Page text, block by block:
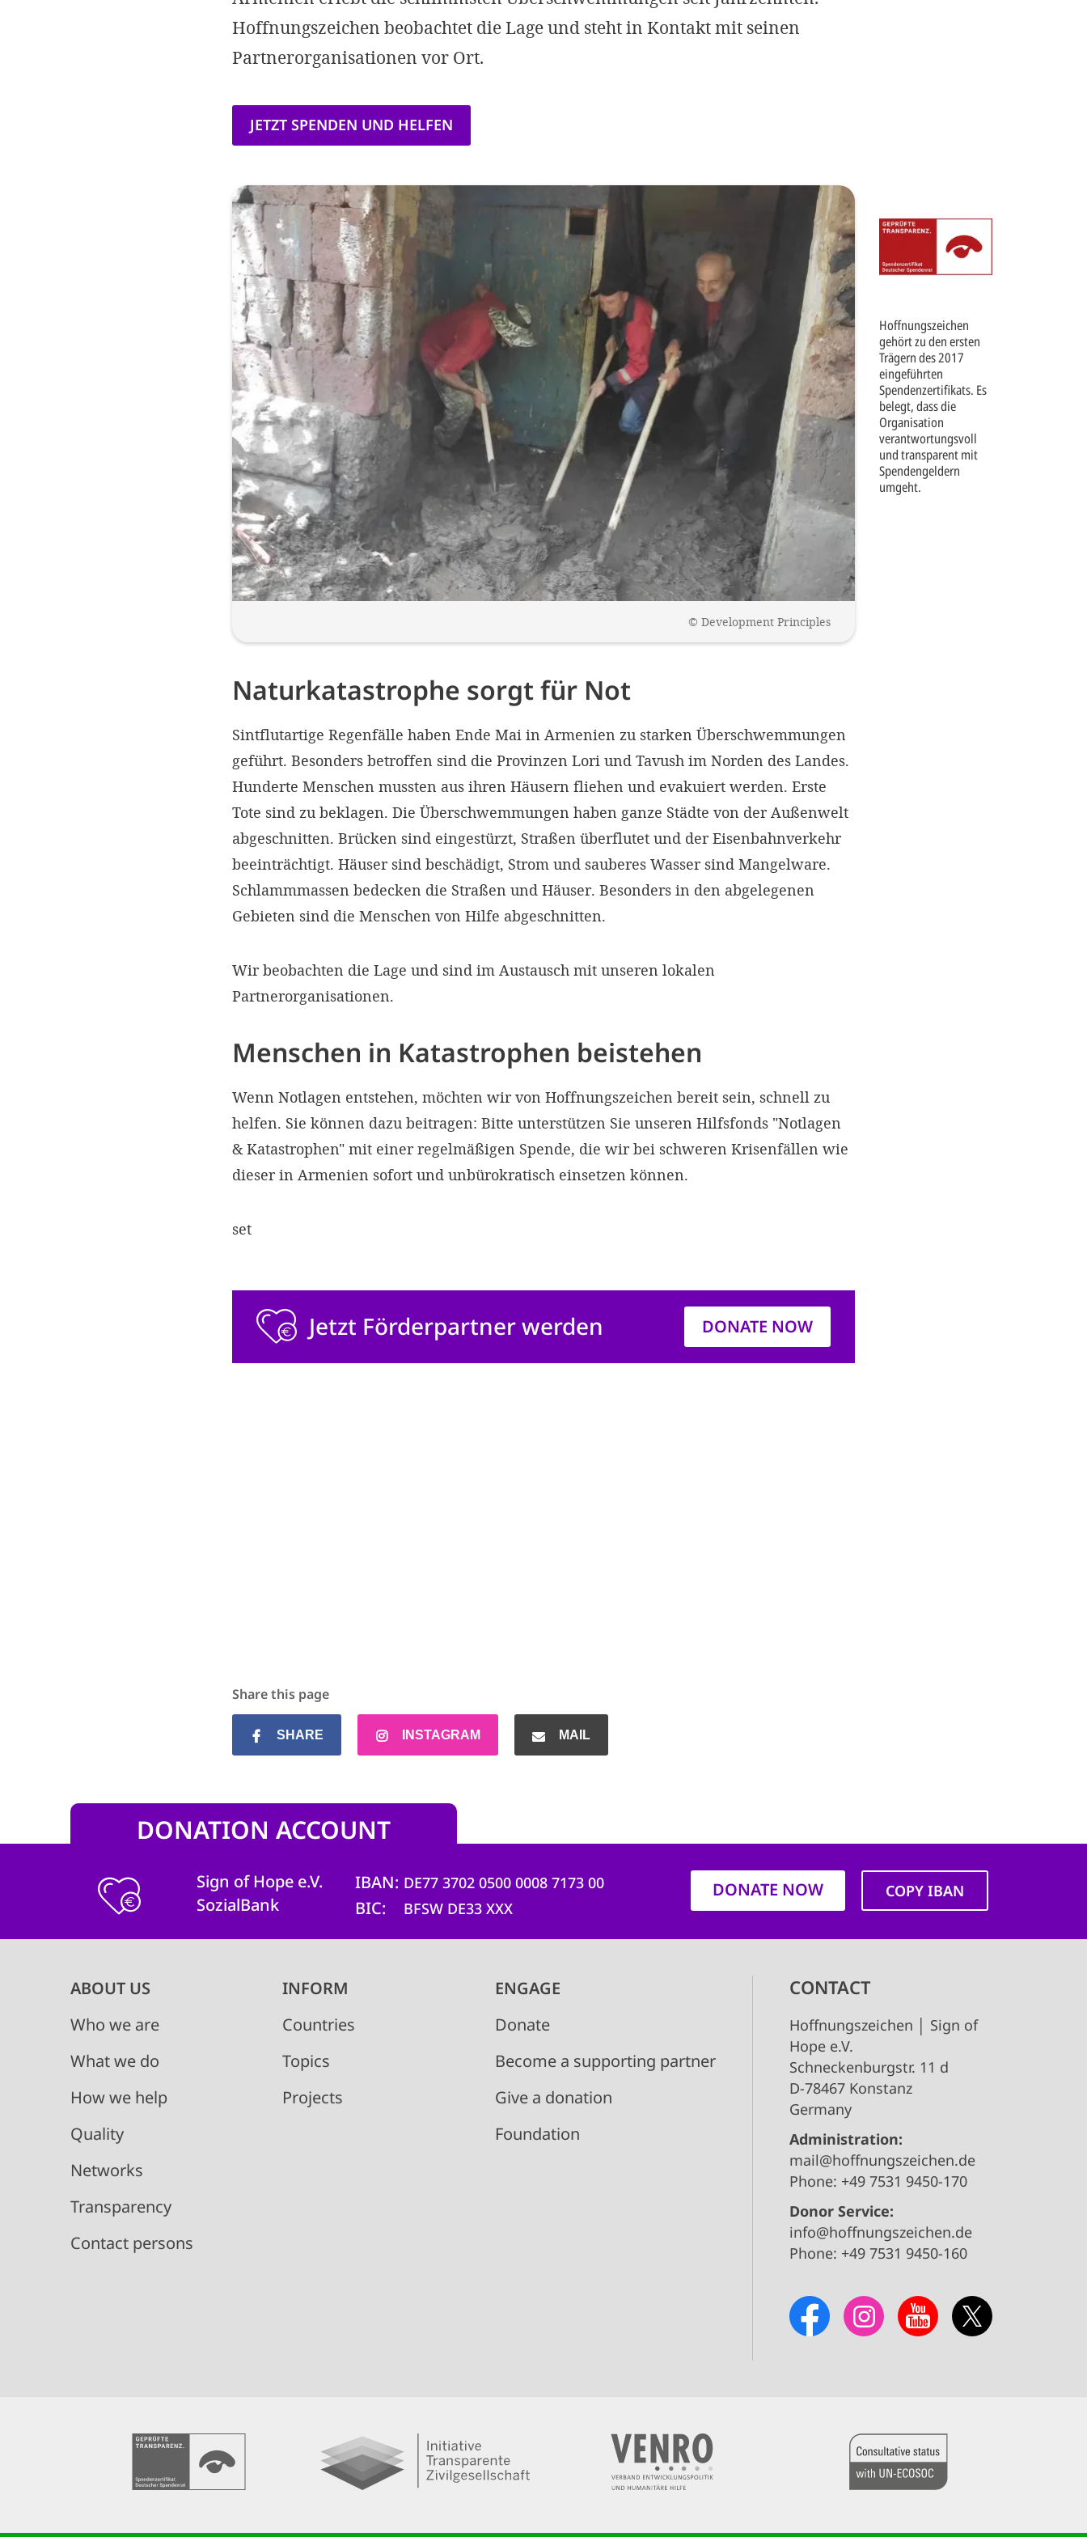
Hoffnungszeichen beobachtet die Lage und steht in Kontakt mit seinen
Partnerorganisationen vor Ort.
JETZT SPENDEN UND HELFEN
Hoffnungszeichen
gehört zu den ersten
Trägern des 2017
eingeführten
Spendenzertifikats. Es
belegt, dass die
Organisation
verantwortungsvoll
und transparent mit
Spendengeldern
umgeht.
© Development Principles
Naturkatastrophe sorgt für Not
Sintflutartige Regenfälle haben Ende Mai in Armenien zu starken Überschwemmungen
geführt. Besonders betroffen sind die Provinzen Lori und Tavush im Norden des Landes.
Hunderte Menschen mussten aus ihren Häusern fliehen und evakuiert werden. Erste
Tote sind zu beklagen. Die Überschwemmungen haben ganze Städte von der Außenwelt
abgeschnitten. Brücken sind eingestürzt, Straßen überflutet und der Eisenbahnverkehr
beeinträchtigt. Häuser sind beschädigt, Strom und sauberes Wasser sind Mangelware.
Schlammmassen bedecken die Straßen und Häuser. Besonders in den abgelegenen
Gebieten sind die Menschen von Hilfe abgeschnitten.
Wir beobachten die Lage und sind im Austausch mit unseren lokalen
Partnerorganisationen.
Menschen in Katastrophen beistehen
Wenn Notlagen entstehen, möchten wir von Hoffnungszeichen bereit sein, schnell zu
helfen. Sie können dazu beitragen: Bitte unterstützen Sie unseren Hilfsfonds "Notlagen
& Katastrophen" mit einer regelmäßigen Spende, die wir bei schweren Krisenfällen wie
dieser in Armenien sofort und unbürokratisch einsetzen können.
set
Jetzt Förderpartner werden DONATE NOW
Share this page
SHARE INSTAGRAM MAIL
DONATION ACCOUNT
Sign of Hope e.V.
SozialBank
IBAN DE77 3702 0500 0008 7173 00
BIC BFSW DE33 XXX
DONATE NOW COPY IBAN
Main
navigation
ABOUT US
Who we are
What we do
How we help
Quality
Networks
Transparency
Contact persons
INFORM
Countries
Topics
Projects
ENGAGE
Donate
Become a supporting partner
Give a donation
Foundation
CONTACT
Hoffnungszeichen │ Sign of
Hope e.V.
Schneckenburgstr. 11 d
D-78467 Konstanz
Germany
Administration:
mail@hoffnungszeichen.de
Phone: +49 7531 9450-170
Donor Service:
info@hoffnungszeichen.de
Phone: +49 7531 9450-160